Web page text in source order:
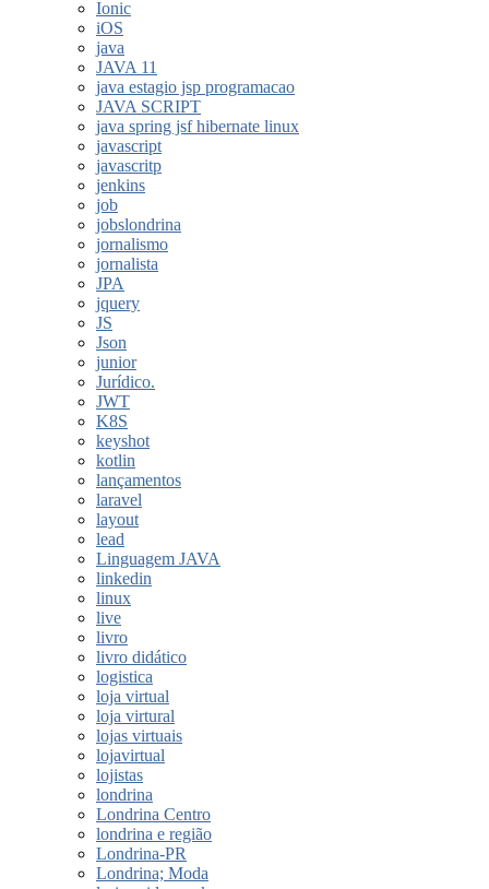
Ionic
iOS
java
JAVA 11
java estagio jsp programacao
JAVA SCRIPT
java spring jsf hibernate linux
javascript
javascritp
jenkins
job
jobslondrina
jornalismo
jornalista
JPA
jquery
JS
Json
junior
Jurídico.
JWT
K8S
keyshot
kotlin
lançamentos
laravel
layout
lead
Linguagem JAVA
linkedin
linux
live
livro
livro didático
logistica
loja virtual
loja virtural
lojas virtuais
lojavirtual
lojistas
londrina
Londrina Centro
londrina e região
Londrina-PR
Londrina; Moda